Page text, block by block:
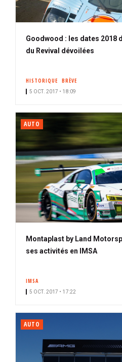
Goodwood : les dates 2018
du Revival dévoilées
HISTORIQUE BRÈVE
5 OCT. 2017 • 18:09
AUTO
Montaplast by Land
ses activités en IMSA
IMSA
5 OCT. 2017 • 17:22
AUTO